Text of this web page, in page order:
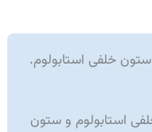
خلفی استابولوم.
استابولوم و ستون